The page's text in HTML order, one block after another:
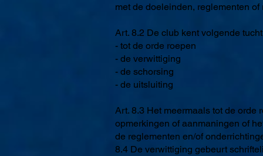
met de doeleinden, reglementen
Art. 8.2 De club kent volgende
- tot de orde roepen
- de verwittiging
- de schorsing
- de uitsluiting
Art. 8.3 Het meermaals tot de orde
opmerkingen of aanmaningen of
de reglementen en/of
8.4 De verwittiging gebeurt